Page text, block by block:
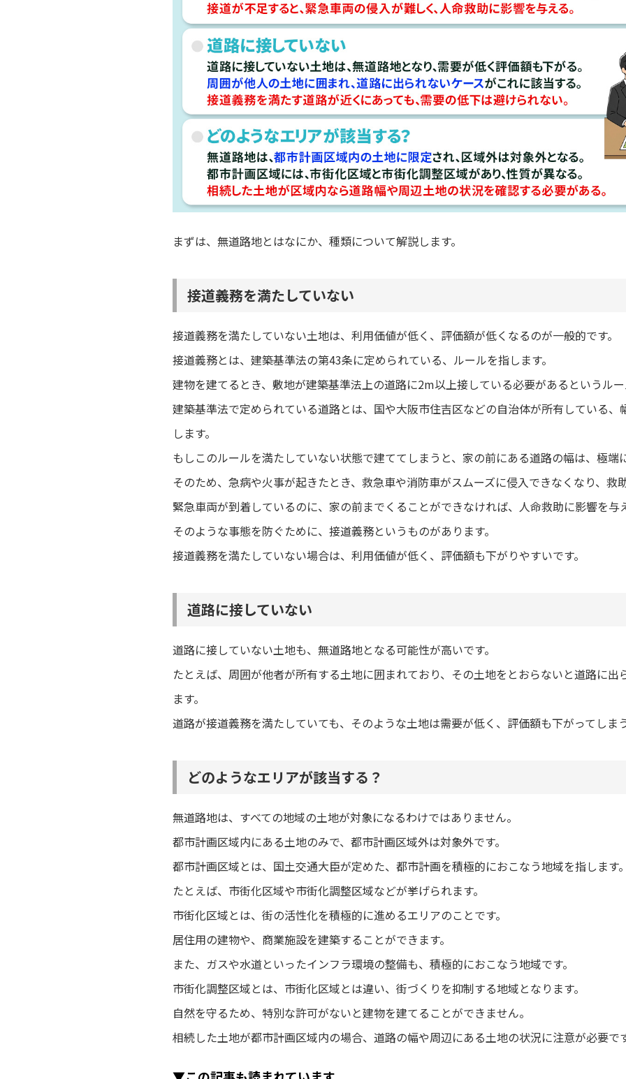
まずは、無道路地とはなにか、種類について解説します。
接道義務を満たしていない
接道義務を満たしていない土地は、利用価値が低く、評価額が低くなるのが一般的です。
接道義務とは、建築基準法の第43条に定められている、ルールを指します。
建物を建てるとき、敷地が建築基準法上の道路に2m以上接している必要があるというル
建築基準法で定められている道路とは、国や大阪市住吉区などの自治体が所有している
します。
もしこのルールを満たしていない状態で建ててしまうと、家の前にある道路の幅は、極端
そのため、急病や火事が起きたとき、救急車や消防車がスムーズに侵入できなくなり、救
緊急車両が到着しているのに、家の前までくることができなければ、人命救助に影響を与
そのような事態を防ぐために、接道義務というものがあります。
接道義務を満たしていない場合は、利用価値が低く、評価額も下がりやすいです。
道路に接していない
道路に接していない土地も、無道路地となる可能性が高いです。
たとえば、周囲が他者が所有する土地に囲まれており、その土地をとおらないと道路に出
ます。
道路が接道義務を満たしていても、そのような土地は需要が低く、評価額も下がってしま
どのようなエリアが該当する？
無道路地は、すべての地域の土地が対象になるわけではありません。
都市計画区域内にある土地のみで、都市計画区域外は対象外です。
都市計画区域とは、国土交通大臣が定めた、都市計画を積極的におこなう地域を指します
たとえば、市街化区域や市街化調整区域などが挙げられます。
市街化区域とは、街の活性化を積極的に進めるエリアのことです。
居住用の建物や、商業施設を建築することができます。
また、ガスや水道といったインフラ環境の整備も、積極的におこなう地域です。
市街化調整区域とは、市街化区域とは違い、街づくりを抑制する地域となります。
自然を守るため、特別な許可がないと建物を建てることができません。
相続した土地が都市計画区域内の場合、道路の幅や周辺にある土地の状況に注意が必要で